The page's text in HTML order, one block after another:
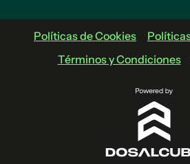
Políticas de Cookies
Términos y Condiciones